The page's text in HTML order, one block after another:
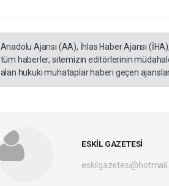
Anadolu Ajansı (AA), İhlas Haber Ajansı
tüm haberler, sitemizin editörlerinin
alan hukuki muhataplar haberi geçen
ESKİL GAZETESİ